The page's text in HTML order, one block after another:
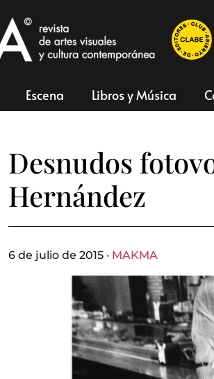
Escena Libros y Música
Desnudos
Hernández
6 de julio de 2015 · MAKMA